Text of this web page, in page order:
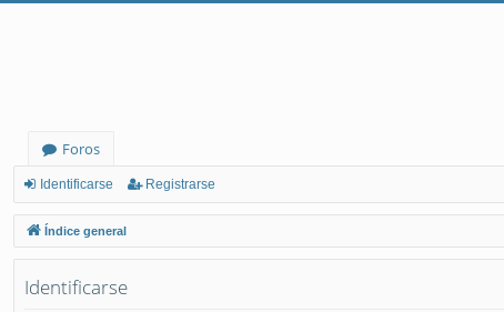
Foros
Identificarse Registrarse
Índice general
Identificarse